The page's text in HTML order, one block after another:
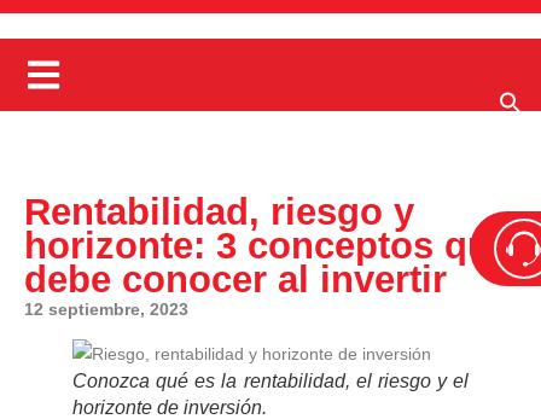
Rentabilidad, riesgo y
horizonte: 3 conceptos que
debe conocer al invertir
12 septiembre, 2023
Conozca qué es la rentabilidad, el riesgo y el
horizonte de inversión.